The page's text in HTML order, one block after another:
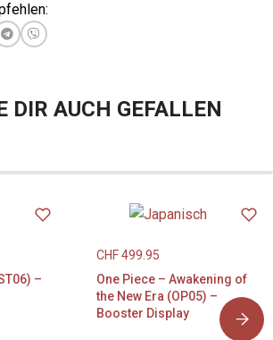
DIR AUCH GEFALLEN
–
CHF499.95
One Piece – Awakening of
the New Era (OP05) –
Booster Display